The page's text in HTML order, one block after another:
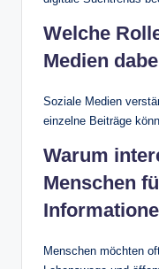
Welche
Medien
Soziale Medien
einzelne Beiträge
Warum
Menschen
Menschen möchten